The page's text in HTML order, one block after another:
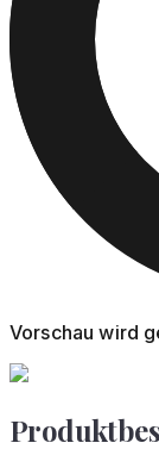
Vorschau wird